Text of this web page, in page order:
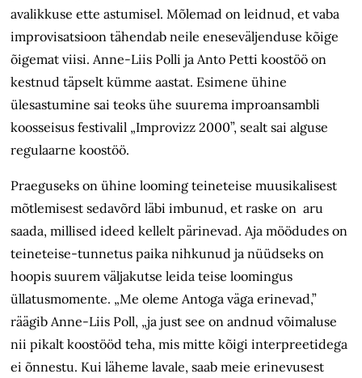
avalikkuse ette astumisel. Mõlemad on leidnud, et vaba
improvisatsioon tähendab neile eneseväljenduse kõige
õigemat viisi. Anne-Liis Polli ja Anto Petti koostöö on
kestnud täpselt kümme aastat. Esimene ühine
ülesastumine sai teoks ühe suurema improansambli
koosseisus festivalil „Improvizz 2000”, sealt sai alguse
regulaarne koostöö.
Praeguseks on ühine looming teineteise muusikalisest
mõtlemisest sedavõrd läbi imbunud, et raske on aru
saada, millised ideed kellelt pärinevad. Aja möödudes on
teineteise-tunnetus paika nihkunud ja nüüdseks on
hoopis suurem väljakutse leida teise loomingus
üllatusmomente. „Me oleme Antoga väga erinevad,”
räägib Anne-Liis Poll, „ja just see on andnud võimaluse
nii pikalt koostööd teha, mis mitte kõigi interpreetidega
ei õnnestu. Kui läheme lavale, saab meie erinevusest